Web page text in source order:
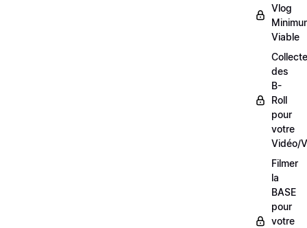
Vlog
Viable
des
B-
Roll
pour
votre
Vidéo/
Filmer
la
BASE
pour
votre